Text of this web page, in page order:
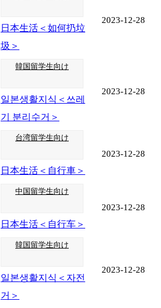
日本生活＜如何扔垃
圾＞
2023-12-28
韓国留学生向け
일본생활지식＜쓰레
기 분리수거＞
2023-12-28
台湾留学生向け
日本生活＜自行車＞
2023-12-28
中国留学生向け
日本生活＜自行车＞
2023-12-28
韓国留学生向け
일본생활지식＜자전
거＞
2023-12-28